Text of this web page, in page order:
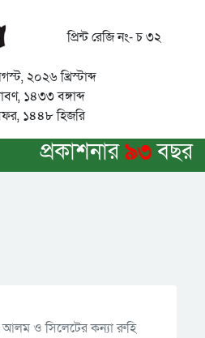
প্রিন্ট রেজি নং- চ ৩২
২০২৬ খ্রিস্টাব্দ
১৪৩৩ বঙ্গাব্দ
১৪৪৮ হিজরি
প্রকাশনার৯৩বছর
আলম ও সিলেটের কন্যা রুহি